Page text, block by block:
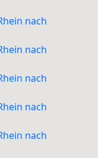
nach
nach
nach
nach
nach